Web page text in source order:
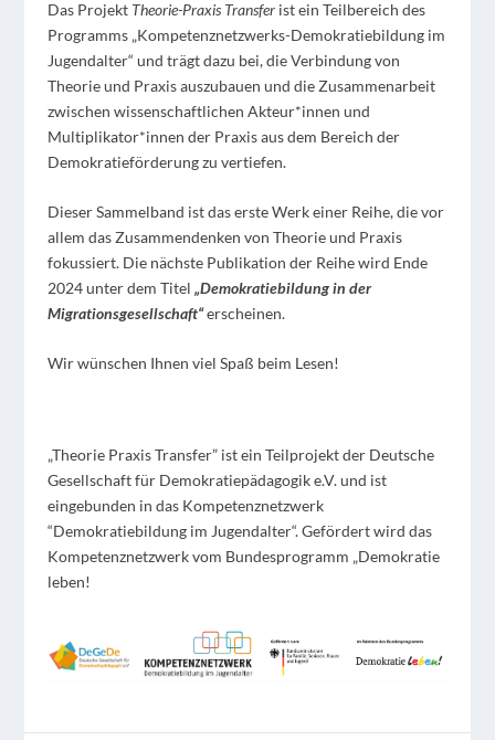
Das Projekt Theorie-Praxis Transferist ein Teilbereich des
Programms „Kompetenznetzwerks-Demokratiebildung im
Jugendalter“ und trägt dazu bei, die Verbindung von
Theorie und Praxis auszubauen und die Zusammenarbeit
zwischen wissenschaftlichen Akteur*innen und
Multiplikator*innen der Praxis aus dem Bereich der
Demokratieförderung zu vertiefen.
Dieser Sammelband ist das erste Werk einer Reihe, die vor
allem das Zusammendenken von Theorie und Praxis
fokussiert. Die nächste Publikation der Reihe wird Ende
2024 unter dem Titel „Demokratiebildung in der
Migrationsgesellschaft“erscheinen.
Wir wünschen Ihnen viel Spaß beim Lesen!
„Theorie Praxis Transfer” ist ein Teilprojekt der Deutsche
Gesellschaft für Demokratiepädagogik e.V. und ist
eingebunden in das Kompetenznetzwerk
“Demokratiebildung im Jugendalter“. Gefördert wird das
Kompetenznetzwerk vom Bundesprogramm „Demokratie
leben!